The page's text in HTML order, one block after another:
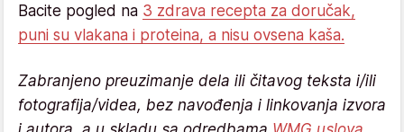
Bacite pogled na 3 zdrava recepta za doručak,
puni su vlakana i proteina, a nisu ovsena kaša.
Zabranjeno preuzimanje dela ili čitavog teksta i/ili
fotografija/videa, bez navođenja i linkovanja izvora